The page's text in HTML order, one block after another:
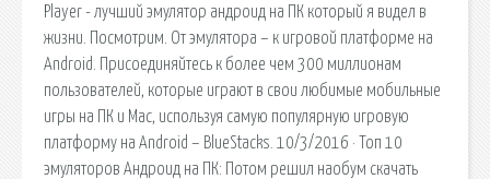
Player - лучший эмулятор андроид на ПК который я видел в
жизни. Посмотрим. От эмулятора – к игровой платформе на
Android. Присоединяйтесь к более чем 300 миллионам
пользователей, которые играют в свои любимые мобильные
игры на ПК и Mac, используя самую популярную игровую
платформу на Android – BlueStacks. 10/3/2016 · Топ 10
эмуляторов Андроид на ПК: Потом решил наобум скачать